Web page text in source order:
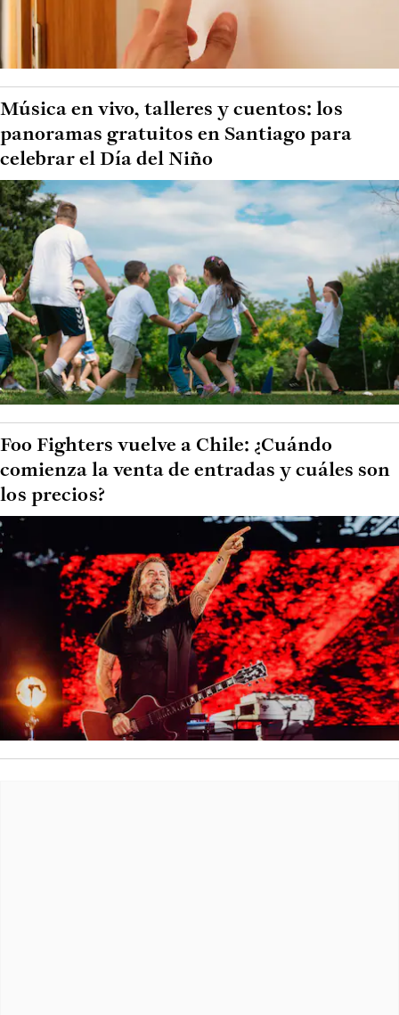
Música en vivo, talleres y cuentos: los
panoramas gratuitos en Santiago para
celebrar el Día del Niño
Foo Fighters vuelve a Chile: ¿Cuándo
comienza la venta de entradas y cuáles son
los precios?